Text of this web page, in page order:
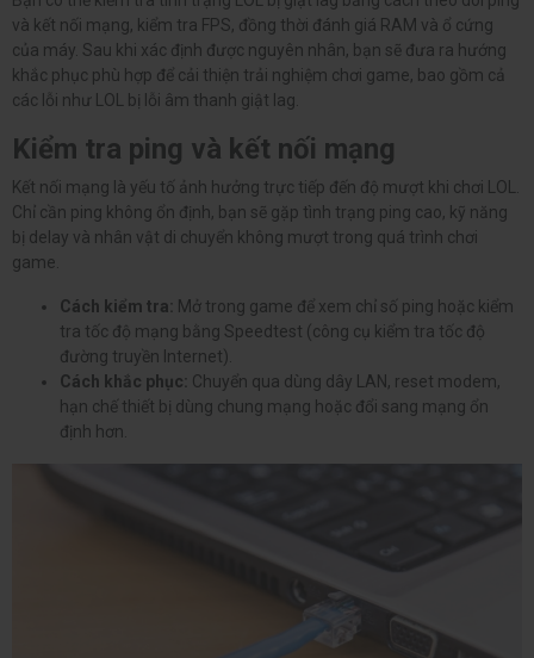
và kết nối mạng, kiểm tra FPS, đồng thời đánh giá RAM và ổ cứng
của máy. Sau khi xác định được nguyên nhân, bạn sẽ đưa ra hướng
khắc phục phù hợp để cải thiện trải nghiệm chơi game, bao gồm cả
các lỗi như LOL bị lỗi âm thanh giật lag.
Kiểm tra ping và kết nối mạng
Kết nối mạng là yếu tố ảnh hưởng trực tiếp đến độ mượt khi chơi LOL.
Chỉ cần ping không ổn định, bạn sẽ gặp tình trạng ping cao, kỹ năng
bị delay và nhân vật di chuyển không mượt trong quá trình chơi
game.
Cách kiểm tra: Mở trong game để xem chỉ số ping hoặc kiểm
tra tốc độ mạng bằng Speedtest (công cụ kiểm tra tốc độ
đường truyền Internet).
Cách khắc phục: Chuyển qua dùng dây LAN, reset modem,
hạn chế thiết bị dùng chung mạng hoặc đổi sang mạng ổn
định hơn.